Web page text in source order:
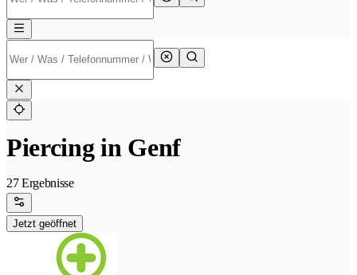
Piercing in Genf
27 Ergebnisse
Jetzt geöffnet